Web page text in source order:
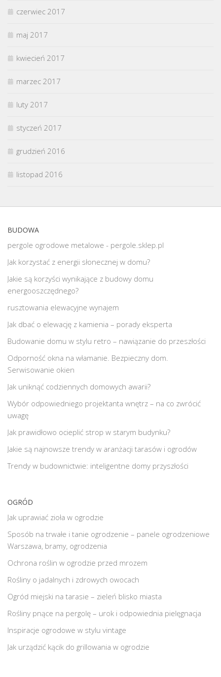
czerwiec 2017
maj 2017
kwiecień 2017
marzec 2017
luty 2017
styczeń 2017
grudzień 2016
listopad 2016
BUDOWA
pergole ogrodowe metalowe - pergole.sklep.pl
Jak korzystać z energii słonecznej w domu?
Jakie są korzyści wynikające z budowy domu
energooszczędnego?
rusztowania elewacyjne wynajem
Jak dbać o elewację z kamienia – porady eksperta
Budowanie domu w stylu retro – nawiązanie do przeszłości
Odporność okna na włamanie. Bezpieczny dom.
Serwisowanie okien
Jak uniknąć codziennych domowych awarii?
Wybór odpowiedniego projektanta wnętrz – na co zwrócić
uwagę
Jak prawidłowo ocieplić strop w starym budynku?
Jakie są najnowsze trendy w aranżacji tarasów i ogrodów
Trendy w budownictwie: inteligentne domy przyszłości
OGRÓD
Jak uprawiać zioła w ogrodzie
Sposób na trwałe i tanie ogrodzenie – panele ogrodzeniowe
Warszawa, bramy, ogrodzenia
Ochrona roślin w ogrodzie przed mrozem
Rośliny o jadalnych i zdrowych owocach
Ogród miejski na tarasie – zieleń blisko miasta
Rośliny pnące na pergolę – urok i odpowiednia pielęgnacja
Inspiracje ogrodowe w stylu vintage
Jak urządzić kącik do grillowania w ogrodzie